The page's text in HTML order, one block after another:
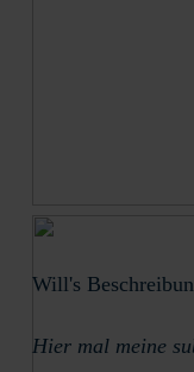
Will's
Hier mal meine